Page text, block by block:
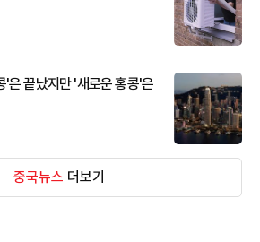
'은 끝났지만 '새로운 홍콩'은
중국뉴스 더보기